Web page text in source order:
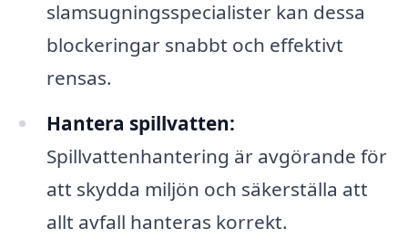
slamsugningsspecialister kan dessa
blockeringar snabbt och effektivt
rensas.
Hantera spillvatten:
Spillvattenhantering är avgörande för
att skydda miljön och säkerställa att
allt avfall hanteras korrekt.